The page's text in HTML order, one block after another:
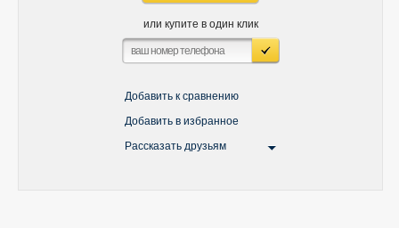
или купите в один клик
Добавить к сравнению
Добавить в избранное
Рассказать друзьям